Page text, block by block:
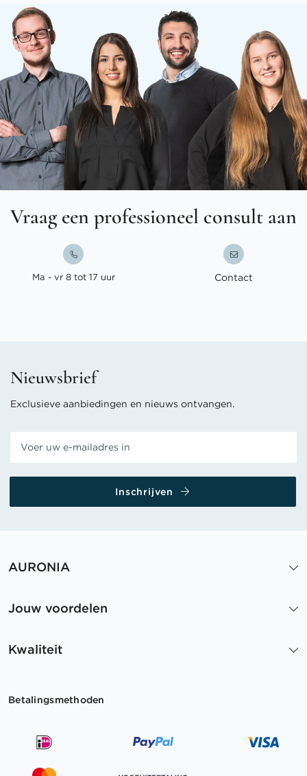
Vraag een professioneel consult aan
Ma - vr 8 tot 17 uur Contact
Nieuwsbrief
Exclusieve aanbiedingen en nieuws ontvangen.
Inschrijven
AURONIA
Jouw voordelen
Kwaliteit
Betalingsmethoden